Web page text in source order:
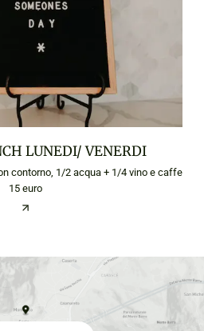
BUSINESS LUNCH LUNEDI/ VENERDI
15 euro